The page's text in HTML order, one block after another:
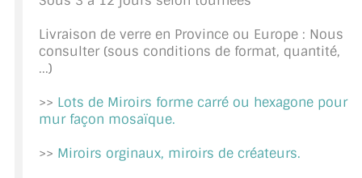
MON PANIER
PLAN DU SITE
DÉCONNEXION
Livraison de verre en Province ou Europe : Nous
consulter (sous conditions de format, quantité,
...)
>> Lots de Miroirs forme carré ou hexagone pour
mur façon mosaïque.
>> Miroirs orginaux, miroirs de créateurs.